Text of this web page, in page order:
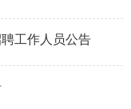
工作人员公告